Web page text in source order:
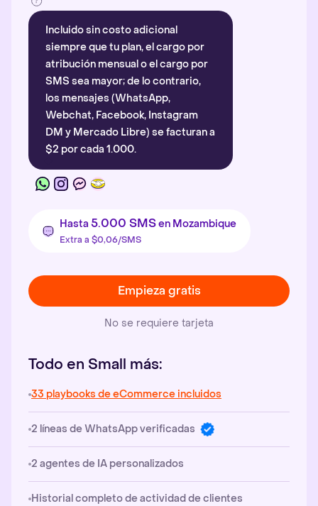
Incluido sin costo adicional
siempre que tu plan, el cargo por
atribución mensual o el cargo por
SMS sea mayor; de lo contrario,
los mensajes (WhatsApp,
Webchat, Facebook, Instagram
DM y Mercado Libre) se facturan a
$2 por cada 1.000.
Hasta 5.000 SMSen Mozambique
Extra a $0,06/SMS
Empieza gratis
No se requiere tarjeta
Todo en Small más:
33 playbooks de eCommerce incluidos
2 líneas de WhatsApp verificadas
2 agentes de IA personalizados
Historial completo de actividad de clientes